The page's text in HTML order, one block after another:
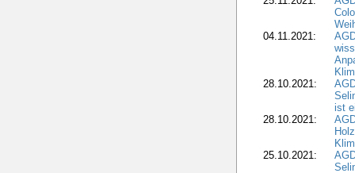
04.11.2021:
28.10.2021:
ist
28.10.2021:
25.10.2021: